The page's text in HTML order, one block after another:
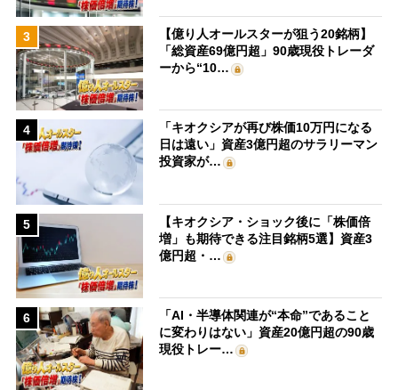
3
【億り人オールスターが狙う20銘柄】
「総資産69億円超」90歳現役トレーダ
ーから“10…
4
「キオクシアが再び株価10万円になる
日は遠い」資産3億円超のサラリーマン
投資家が…
5
【キオクシア・ショック後に「株価倍
増」も期待できる注目銘柄5選】資産3
億円超・…
6
「AI・半導体関連が“本命”であること
に変わりはない」資産20億円超の90歳
現役トレー…